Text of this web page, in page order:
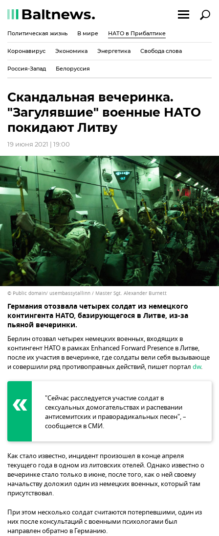
Политическая жизнь В мире НАТО в Прибалтике
Коронавирус Экономика Энергетика Свобода слова
Россия-Запад Белоруссия
Скандальная вечеринка.
"Загулявшие" военные НАТО
покидают Литву
19 июня 2021 | 19:00
© Public domain/ usembassytallinn / Master Sgt. Alexander Burnett
Германия отозвала четырех солдат из немецкого
контингента НАТО, базирующегося в Литве, из-за
пьяной вечеринки.
Берлин отозвал четырех немецких военных, входящих в
контингент НАТО в рамках Enhanced Forward Presence в Литве,
после их участия в вечеринке, где солдаты вели себя вызывающе
и совершили ряд противоправных действий, пишет портал dw.
"Сейчас расследуется участие солдат в
сексуальных домогательствах и распевании
антисемитских и праворадикальных песен", –
сообщается в СМИ.
Как стало известно, инцидент произошел в конце апреля
текущего года в одном из литовских отелей. Однако известно о
вечеринке стало только в июне, после того, как о ней своему
начальству доложил один из немецких военных, который там
присутствовал.
При этом несколько солдат считаются потерпевшими, один из
них после консультаций с военными психологами был
направлен обратно в Германию.